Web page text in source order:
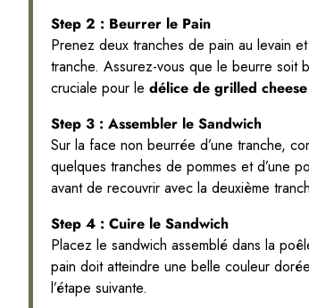
Step 2 : Beurrer le Pain
Prenez deux tranches de pain au levain
tranche. Assurez-vous que le beurre soit
cruciale pour le délice de grilled
Step 3 : Assembler le Sandwich
Sur la face non beurrée d’une tranche,
quelques tranches de pommes et d’une
avant de recouvrir avec la deuxième
Step 4 : Cuire le Sandwich
Placez le sandwich assemblé dans la
pain doit atteindre une belle couleur
l’étape suivante.